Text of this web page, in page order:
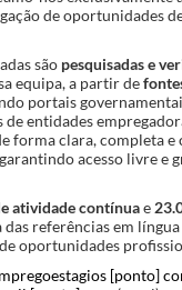
de oportunidades
são pesquisadas e
equipa, a partir de
portais
entidades
forma clara, completa e
acesso livre e
atividade contínuae
das referências em
oportunidades
[ponto]